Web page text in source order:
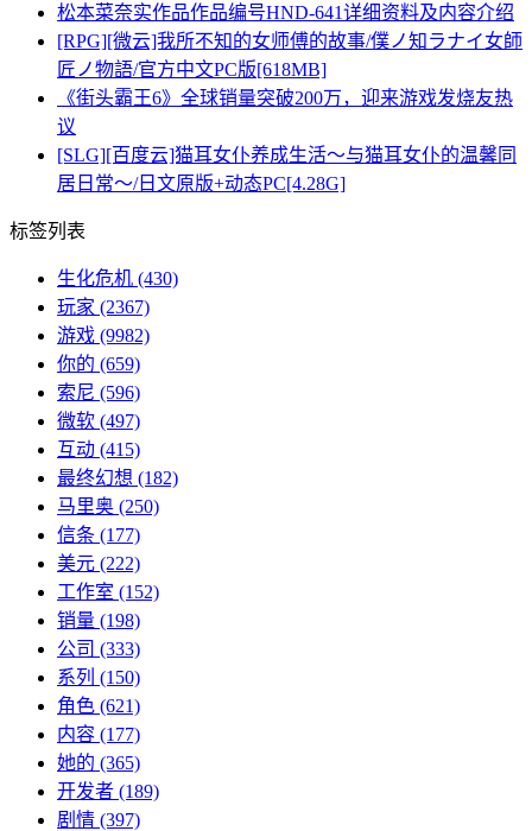
松本菜奈实作品作品编号HND-641详细资料及内容介绍
[RPG][微云]我所不知的女师傅的故事/僕ノ知ラナイ女師
匠ノ物語/官方中文PC版[618MB]
《街头霸王6》全球销量突破200万，迎来游戏发烧友热
议
[SLG][百度云]猫耳女仆养成生活～与猫耳女仆的温馨同
居日常～/日文原版+动态PC[4.28G]
标签列表
生化危机 (430)
玩家 (2367)
游戏 (9982)
你的 (659)
索尼 (596)
微软 (497)
互动 (415)
最终幻想 (182)
马里奥 (250)
信条 (177)
美元 (222)
工作室 (152)
销量 (198)
公司 (333)
系列 (150)
角色 (621)
内容 (177)
她的 (365)
开发者 (189)
剧情 (397)